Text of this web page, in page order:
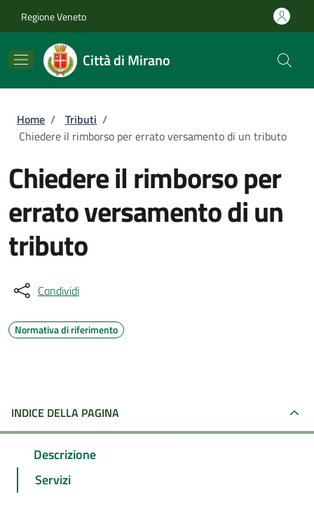
Regione Veneto
Città di Mirano
Briciole di pane
Home / Tributi /
Chiedere il rimborso per errato versamento di un tributo
Chiedere il rimborso per
errato versamento di un
tributo
Condividi
Normativa di riferimento
INDICE DELLA PAGINA
Descrizione
Servizi